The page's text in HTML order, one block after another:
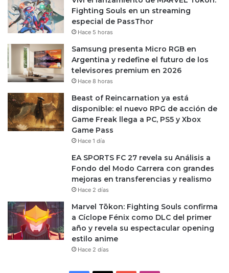
Fighting Souls en un streaming
especial de PassThor
Hace 5 horas
Samsung presenta Micro RGB en
Argentina y redefine el futuro de los
televisores premium en 2026
Hace 8 horas
Beast of Reincarnation ya está
disponible: el nuevo RPG de acción de
Game Freak llega a PC, PS5 y Xbox
Game Pass
Hace 1 día
EA SPORTS FC 27 revela su Análisis a
Fondo del Modo Carrera con grandes
mejoras en transferencias y realismo
Hace 2 días
Marvel Tōkon: Fighting Souls confirma
a Cíclope Fénix como DLC del primer
año y revela su espectacular opening
estilo anime
Hace 2 días